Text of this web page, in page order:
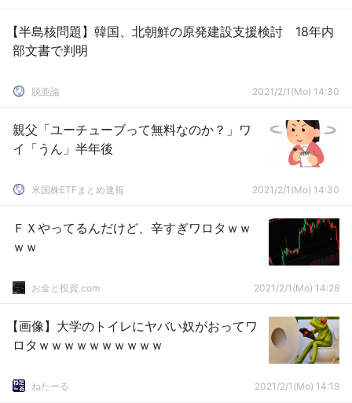
【半島核問題】韓国、北朝鮮の原発建設支援検討 18年内
部文書で判明
脱亜論 2021/2/1(Mo) 14:30
親父「ユーチューブって無料なのか？」ワ
イ「うん」半年後
米国株ETFまとめ速報 2021/2/1(Mo) 14:30
ＦＸやってるんだけど、辛すぎワロタｗｗ
ｗｗ
お金と投資.com 2021/2/1(Mo) 14:28
【画像】大学のトイレにヤバい奴がおってワ
ロタｗｗｗｗｗｗｗｗｗｗ
ねたーる 2021/2/1(Mo) 14:19